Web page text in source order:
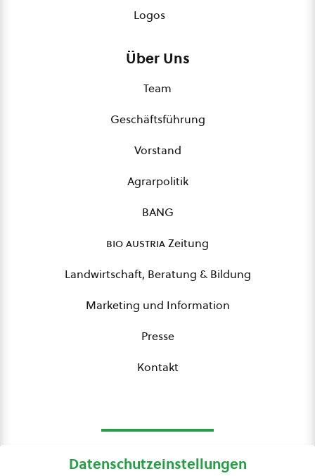
Logos
Über Uns
Team
Geschäftsführung
Vorstand
Agrarpolitik
BANG
bio austriaZeitung
Landwirtschaft, Beratung & Bildung
Marketing und Information
Presse
Kontakt
Datenschutzeinstellungen